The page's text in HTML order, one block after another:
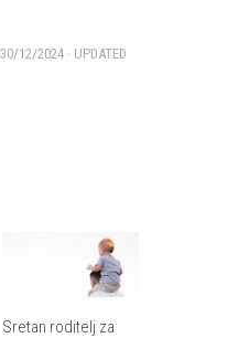
30/12/2024· UPDATED
Sretan roditelj za